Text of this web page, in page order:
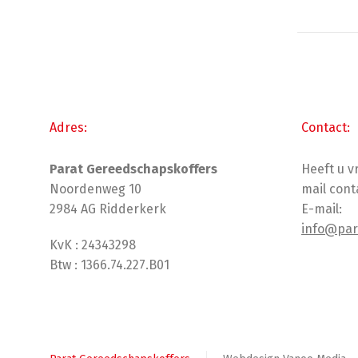
Adres:
Parat Gereedschapskoffers
Noordenweg 10
2984 AG Ridderkerk
KvK : 24343298
Btw : 1366.74.227.B01
Contact:
Heeft u
mail
E-mail: